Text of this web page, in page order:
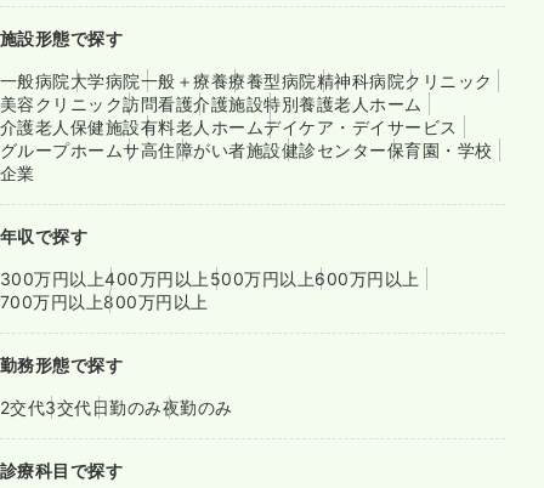
施設形態で探す
一般病院大学病院一般＋療養療養型病院精神科病院クリニック
美容クリニック訪問看護介護施設特別養護老人ホーム
介護老人保健施設有料老人ホームデイケア・デイサービス
グループホームサ高住障がい者施設健診センター保育園・学校
企業
年収で探す
300万円以上400万円以上 500万円以上600万円以上
700万円以上800万円以上
勤務形態で探す
2交代3交代日勤のみ夜勤のみ
診療科目で探す